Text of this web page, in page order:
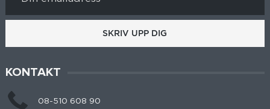
SKRIV UPP DIG
KONTAKT
08-510 608 90